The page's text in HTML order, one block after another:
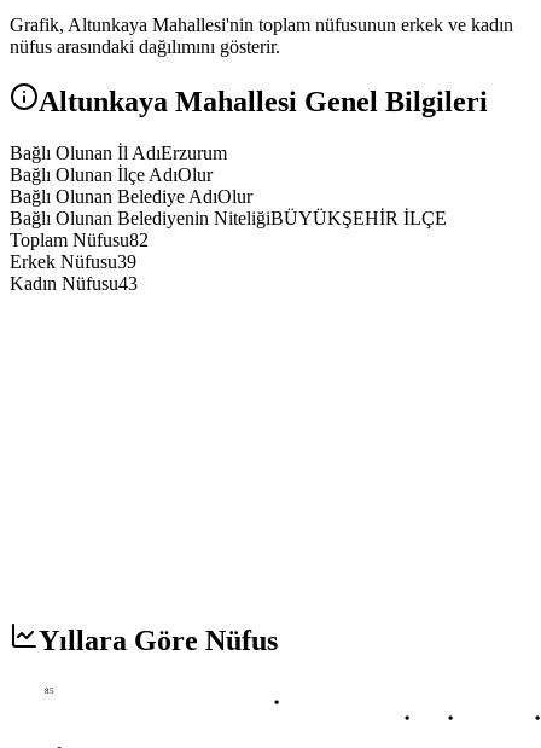
Grafik, Altunkaya Mahallesi'nin toplam nüfusunun erkek ve kadın
nüfus arasındaki dağılımını gösterir.
Altunkaya Mahallesi Genel Bilgileri
Bağlı Olunan İl AdıErzurum
Bağlı Olunan İlçe AdıOlur
Bağlı Olunan Belediye AdıOlur
Bağlı Olunan Belediyenin NiteliğiBÜYÜKŞEHİR İLÇE
Toplam Nüfusu82
Erkek Nüfusu39
Kadın Nüfusu43
Yıllara Göre Nüfus
85